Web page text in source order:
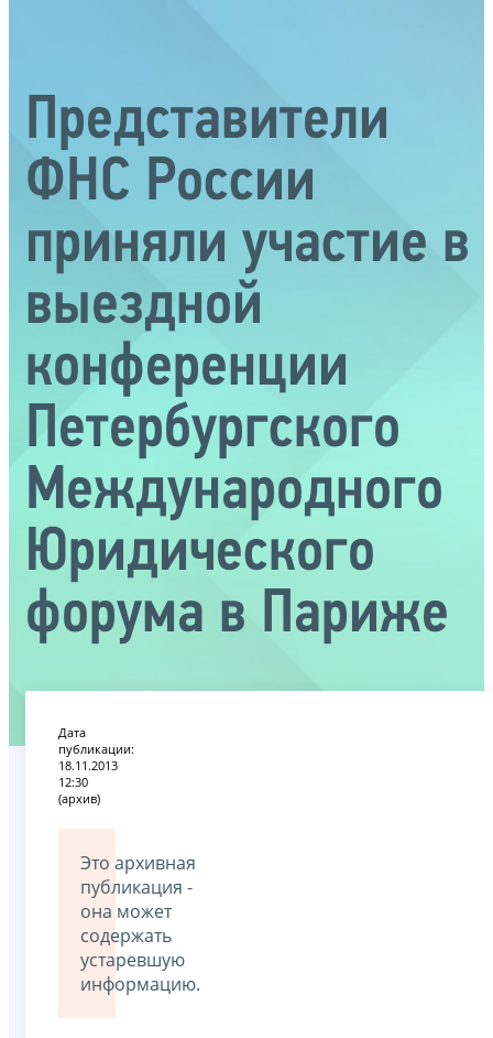
Представители
ФНС России
приняли участие в
выездной
конференции
Петербургского
Международного
Юридического
форума в Париже
Дата
публикации:
18.11.2013
12:30
(архив)
Это архивная
публикация -
она может
содержать
устаревшую
информацию.